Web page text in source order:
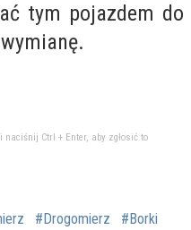
tym pojazdem do
Ctrl + Enter, aby zgłosić to
#Drogomierz #Borki